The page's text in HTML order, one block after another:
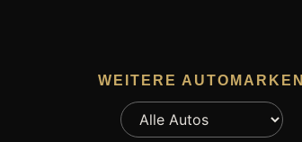
WEITERE AUTOMARKEN